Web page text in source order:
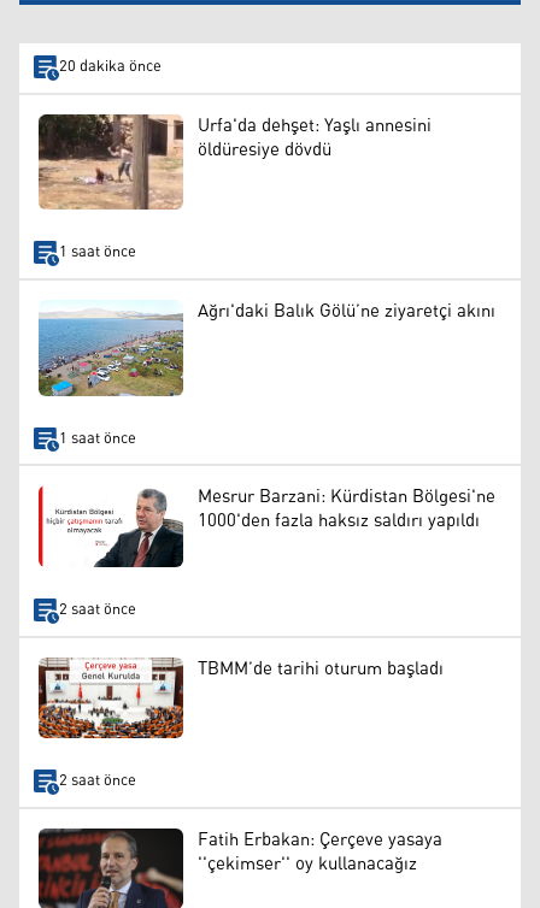
20 dakika önce
Urfa'da dehşet: Yaşlı annesini
öldüresiye dövdü
1 saat önce
Ağrı'daki Balık Gölü’ne ziyaretçi akını
1 saat önce
Mesrur Barzani: Kürdistan Bölgesi'ne
1000'den fazla haksız saldırı yapıldı
2 saat önce
TBMM’de tarihi oturum başladı
2 saat önce
Fatih Erbakan: Çerçeve yasaya
''çekimser'' oy kullanacağız